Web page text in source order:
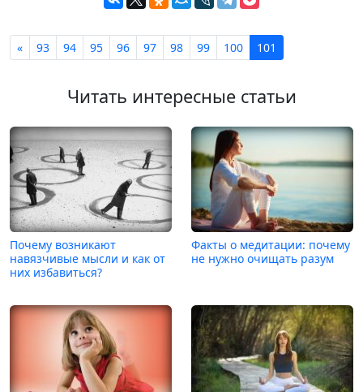
« 93 94 95 96 97 98 99 100 101
Читать интересные статьи
Почему возникают
навязчивые мысли и как от
них избавиться?
Факты о медитации: почему
не нужно очищать разум